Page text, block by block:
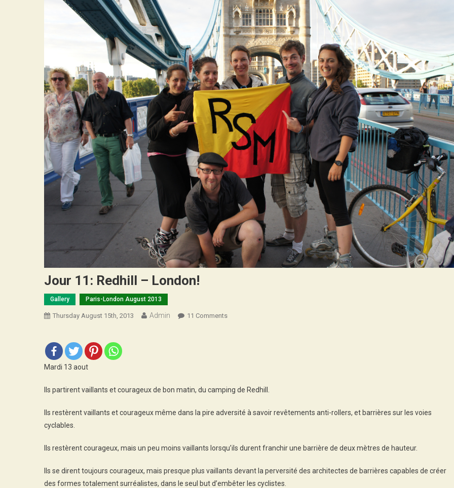
Jour 11: Redhill – London!
Gallery Paris-London August 2013
Thursday August 15th, 2013 Admin 11 CommentsOn
Mardi 13 aout
Ils partirent vaillants et courageux de bon matin, du camping de Redhill.
Ils restèrent vaillants et courageux même dans la pire adversité à savoir revêtements anti-rollers, et barrières sur les voies
cyclables.
Ils restèrent courageux, mais un peu moins vaillants lorsqu’ils durent franchir une barrière de deux mètres de hauteur.
Ils se dirent toujours courageux, mais presque plus vaillants devant la perversité des architectes de barrières capables de créer
des formes totalement surréalistes, dans le seul but d’embêter les cyclistes.